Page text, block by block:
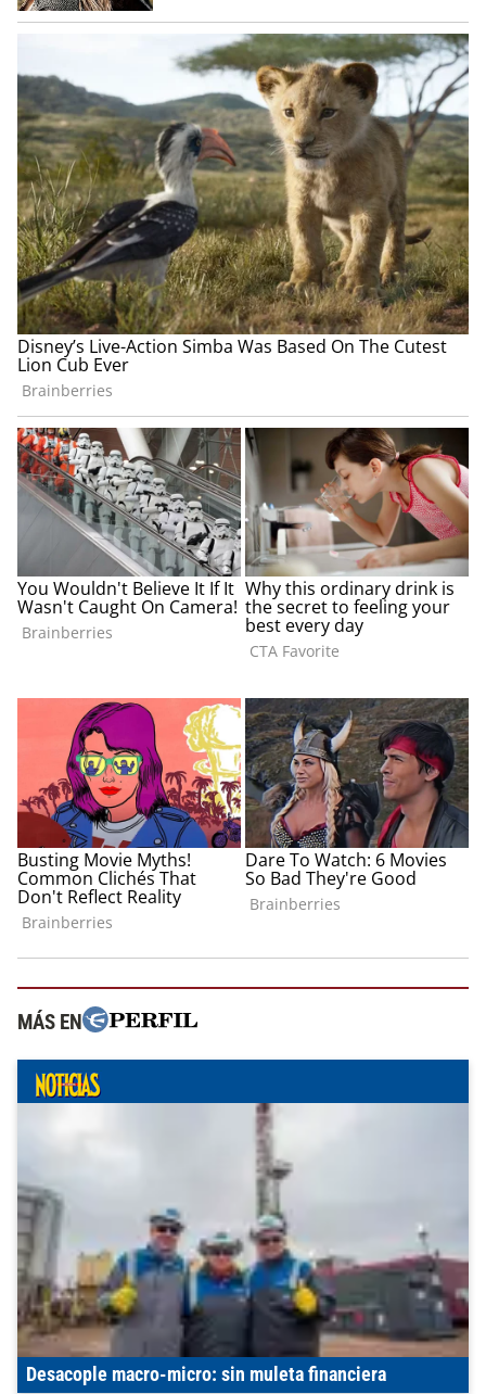
MÁS EN
Desacople macro-micro: sin muleta financiera